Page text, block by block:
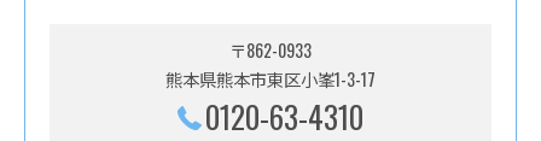
〒862-0933
熊本県熊本市東区小峯1-3-17
0120-63-4310